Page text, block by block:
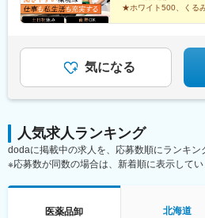
都府京都市北区上賀茂向縄手町16
字宮ノ東41-29※詳細は「会社概要
川公園駅、妙興寺駅、六軒駅(三重
駅(地下鉄)、久米田駅、ケーブル
出雲市駅、高野駅、西富井駅、周
島県)、北久米駅、北宇和島駅、伏
駅、宮崎駅、日向庄内駅、門川駅
★ホワイト500、くる
気になる
人気求人ランキング
dodaに掲載中の求人を、応募数順にランキン
※応募数が同数の場合は、新着順に表示してい
医薬品卸 北海道